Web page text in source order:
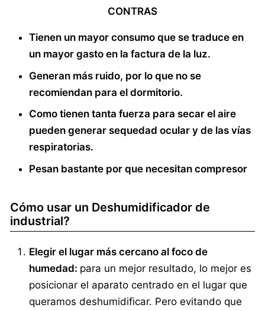
CONTRAS
Tienen un mayor consumo que se traduce en
un mayor gasto en la factura de la luz.
Generan más ruido, por lo que no se
recomiendan para el dormitorio.
Como tienen tanta fuerza para secar el aire
pueden generar sequedad ocular y de las vías
respiratorias.
Pesan bastante por que necesitan compresor
Cómo usar un Deshumidificador de
industrial?
Elegir el lugar más cercano al foco de
humedad: para un mejor resultado, lo mejor es
posicionar el aparato centrado en el lugar que
queramos deshumidificar. Pero evitando que